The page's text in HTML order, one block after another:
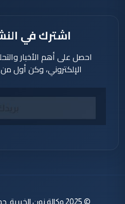
اشترك في
احصل على أهم الأخبار
الإلكتروني، وكن أول
© 2025 وكالة نون الخبرية. جميع الحقوق محفوظة.